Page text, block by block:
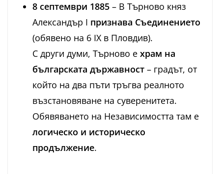
8 септември 1885 – В Търново княз
Александър I признава Съединението
(обявено на 6 IX в Пловдив).
С други думи, Търново е храм на
българската държавност – градът, от
който на два пъти тръгва реалното
възстановяване на суверенитета.
Обявяването на Независимостта там е
логическо и историческо
продължение.